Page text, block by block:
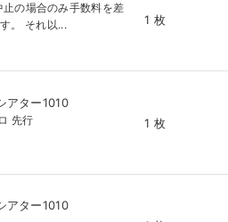
の場合のみ手数料を差
。 それ以...
1 枚
ター1010
先行 1 枚
ター1010